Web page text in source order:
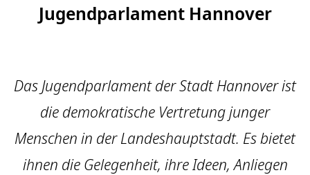
Jugendparlament Hannover
Das Jugendparlament der Stadt Hannover ist
die demokratische Vertretung junger
Menschen in der Landeshauptstadt. Es bietet
ihnen die Gelegenheit, ihre Ideen, Anliegen